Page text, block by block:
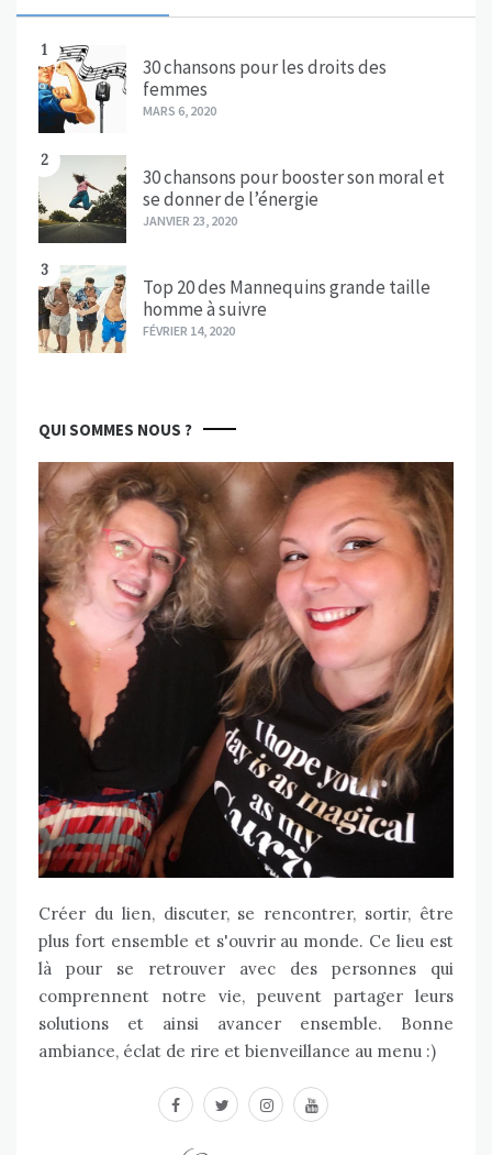
1
30 chansons pour les droits des
femmes
MARS 6, 2020
2
30 chansons pour booster son moral et
se donner de l’énergie
JANVIER 23, 2020
3
Top 20 des Mannequins grande taille
homme à suivre
FÉVRIER 14, 2020
QUI SOMMES NOUS ?
Créer du lien, discuter, se rencontrer, sortir, être
plus fort ensemble et s'ouvrir au monde. Ce lieu est
là pour se retrouver avec des personnes qui
comprennent notre vie, peuvent partager leurs
solutions et ainsi avancer ensemble. Bonne
ambiance, éclat de rire et bienveillance au menu :)
facebooktwitterinstagram
youtube